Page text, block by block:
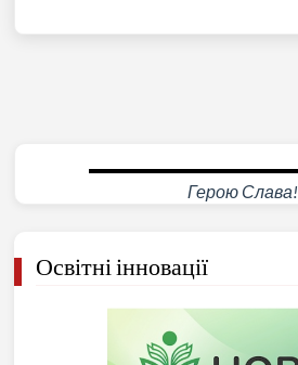
Герою Слава!
Освітні інновації